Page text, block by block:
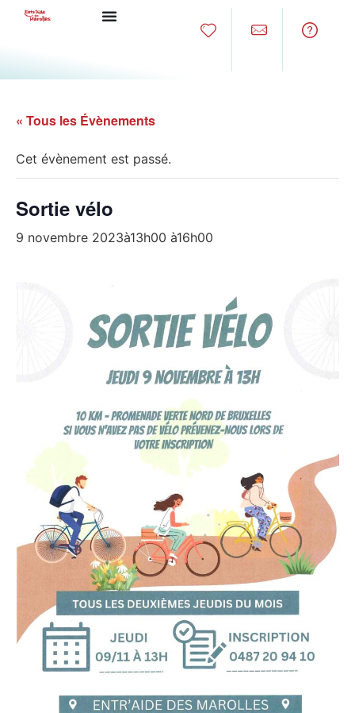
« Tous les Évènements
Cet évènement est passé.
Sortie vélo
9 novembre 2023à13h00 à16h00